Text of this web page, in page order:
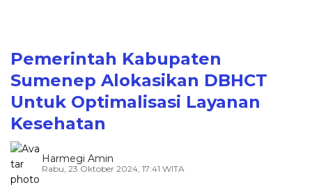
Pemerintah Kabupaten
Sumenep Alokasikan DBHCT
Untuk Optimalisasi Layanan
Kesehatan
Harmegi Amin
Rabu, 23 Oktober 2024, 17:41 WITA